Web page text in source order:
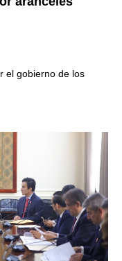
el gobierno de los